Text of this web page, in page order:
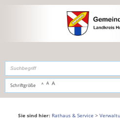
,zur Navigationoderzur Startseite
Schriftgröße A A A
Sie sind hier: Rathaus & Service >